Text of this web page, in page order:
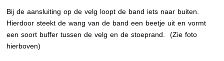
Bij de aansluiting op de velg loopt de band iets naar buiten.
Hierdoor steekt de wang van de band een beetje uit en vormt
een soort buffer tussen de velg en de stoeprand. (Zie foto
hierboven)